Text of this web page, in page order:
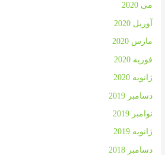
می 2020
آوریل 2020
مارس 2020
فوریه 2020
ژانویه 2020
دسامبر 2019
نوامبر 2019
ژانویه 2019
دسامبر 2018